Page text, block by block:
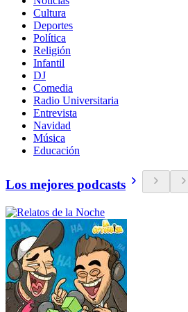
Cultura
Deportes
Política
Religión
Infantil
DJ
Comedia
Radio Universitaria
Entrevista
Navidad
Música
Educación
Los mejores podcasts